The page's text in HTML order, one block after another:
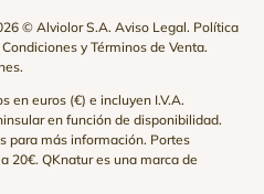
© Alviolor S.A.Aviso Legal. Política
Condiciones y Términos de Venta.
.
en euros (€) e incluyen I.V.A.
en función de disponibilidad.
para más información. Portes
20€. QKnatur es una marca de